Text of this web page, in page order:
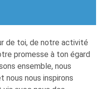
de toi, de notre activité
promesse à ton égard
ensemble, nous
nous nous inspirons